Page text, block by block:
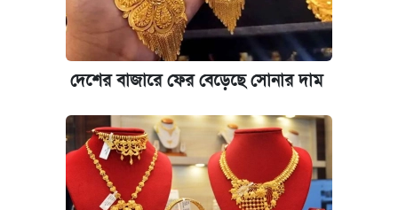
দেশের বাজারে ফের বেড়েছে সোনার দাম